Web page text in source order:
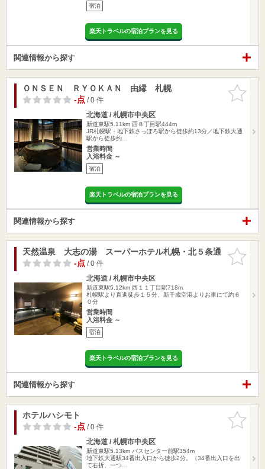
宿泊
楽天トラベルの宿泊プランを見る
関連情報から探す
お気に入
りに追加
ＯＮＳＥＮ ＲＹＯＫＡＮ 由縁 札幌
-点/ 0 件
北海道 / 札幌市中央区
新道東駅5.11km 西８丁目駅444m
JR札幌駅・地下鉄さっぽろ駅から徒歩約13分／地下鉄大通
駅から徒歩約…
営業時間
入浴料金 ～
宿泊
楽天トラベルの宿泊プランを見る
関連情報から探す
お気に入
りに追加
天然温泉 大志の湯 スーパーホテル札幌・北５条通
-点/ 0 件
北海道 / 札幌市中央区
新道東駅5.12km 西１１丁目駅718m
札幌駅より直進徒歩１５分、新千歳空港よりお車にて約６
０分
営業時間
入浴料金 ～
宿泊
楽天トラベルの宿泊プランを見る
関連情報から探す
お気に入
りに追加
ホテルハシモト
-点/ 0 件
北海道 / 札幌市中央区
新道東駅5.13km バスセンター前駅354m
地下鉄大通駅34番出入口から徒歩2分。（34番出入口を出
て右折、一つ…